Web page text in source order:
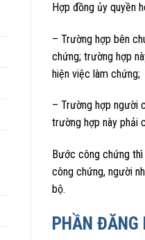
Hợp đồng ủy quyền
– Trường hợp bên
chứng; trường hợp
hiện việc làm chứng;
– Trường hợp người
trường hợp này phải
Bước công chứng thì
công chứng, người
bộ.
PHẦN ĐĂNG